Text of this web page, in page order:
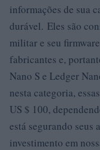
informações de sua
durável. Eles são
militar e seu
fabricantes e,
Nano S e Ledger
nesta categoria,
US $ 100,
está segurando seus
investimento em